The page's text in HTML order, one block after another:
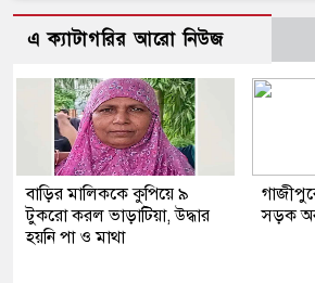
এ ক্যাটাগরির আরো নিউজ
বাড়ির মালিককে কুপিয়ে ৯
টুকরো করল ভাড়াটিয়া, উদ্ধার
হয়নি পা ও মাথা
সড়ক